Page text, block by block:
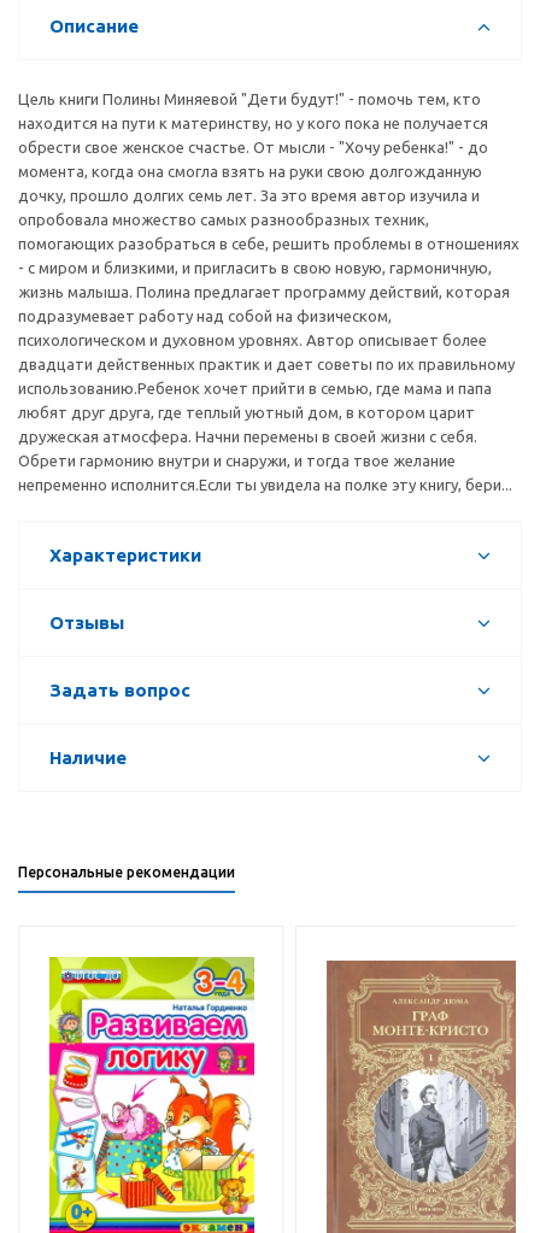
Описание
Цель книги Полины Миняевой "Дети будут!" - помочь тем, кто
находится на пути к материнству, но у кого пока не получается
обрести свое женское счастье. От мысли - "Хочу ребенка!" - до
момента, когда она смогла взять на руки свою долгожданную
дочку, прошло долгих семь лет. За это время автор изучила и
опробовала множество самых разнообразных техник,
помогающих разобраться в себе, решить проблемы в отношениях
- с миром и близкими, и пригласить в свою новую, гармоничную,
жизнь малыша. Полина предлагает программу действий, которая
подразумевает работу над собой на физическом,
психологическом и духовном уровнях. Автор описывает более
двадцати действенных практик и дает советы по их правильному
использованию.Ребенок хочет прийти в семью, где мама и папа
любят друг друга, где теплый уютный дом, в котором царит
дружеская атмосфера. Начни перемены в своей жизни с себя.
Обрети гармонию внутри и снаружи, и тогда твое желание
непременно исполнится.Если ты увидела на полке эту книгу, бери...
Характеристики
Отзывы
Задать вопрос
Наличие
Персональные рекомендации